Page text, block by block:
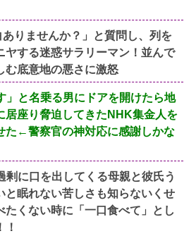
りませんか？」と質問し、列を
ヤする迷惑サラリーマン！並んで
む底意地の悪さに激怒
」と名乗る男にドアを開けたら地
座り脅迫してきたNHK集金人を
た←警察官の神対応に感謝しかな
剰に口を出してくる母親と彼氏う
眠れない苦しさも知らないくせ
たくない時に「一口食べて」とし